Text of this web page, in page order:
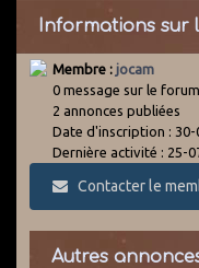
Informations sur
Membre : jocam
0 message sur le forum
2 annonces publiées
Date d'inscription : 30-
Dernière activité : 25-
Contacter le
Autres